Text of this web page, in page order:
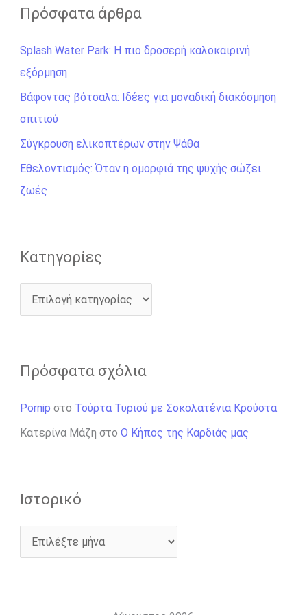
ζ
τ
η
σ
η
γ
ι
α
Πρόσφατα άρθρα
Splash Water Park: Η πιο δροσερή καλοκαιρινή
εξόρμηση
Βάφοντας βότσαλα: Ιδέες για μοναδική διακόσμηση
σπιτιού
Σύγκρουση ελικοπτέρων στην Ψάθα
Εθελοντισμός: Όταν η ομορφιά της ψυχής σώζει
ζωές
Kατηγορίες
Πρόσφατα σχόλια
Pornip στο Τούρτα Τυριού με Σοκολατένια Κρούστα
Κατερίνα Μάζη στο Ο Κήπος της Καρδιάς μας
Ιστορικό